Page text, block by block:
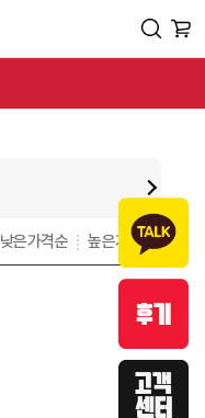
낮은가격순 높은가격순